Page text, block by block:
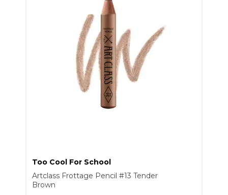
Too Cool For School
Artclass Frottage Pencil #13 Tender
Brown